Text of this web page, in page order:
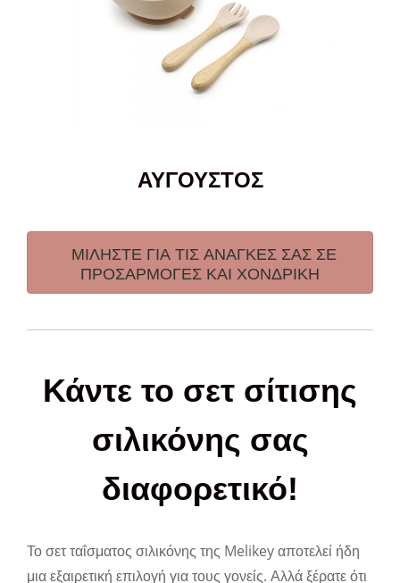
ΑΥΓΟΥΣΤΟΣ
ΜΙΛΗΣΤΕ ΓΙΑ ΤΙΣ ΑΝΑΓΚΕΣ ΣΑΣ ΣΕ
ΠΡΟΣΑΡΜΟΓΕΣ ΚΑΙ ΧΟΝΔΡΙΚΗ
Κάντε το σετ σίτισης
σιλικόνης σας
διαφορετικό!
Το σετ ταΐσματος σιλικόνης της Melikey αποτελεί ήδη
μια εξαιρετική επιλογή για τους γονείς. Αλλά ξέρατε ότι